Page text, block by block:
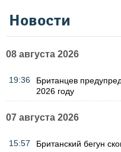
Новости
08 августа 2026
19:36
Британцев
2026 году
07 августа 2026
15:57
Британский бегун